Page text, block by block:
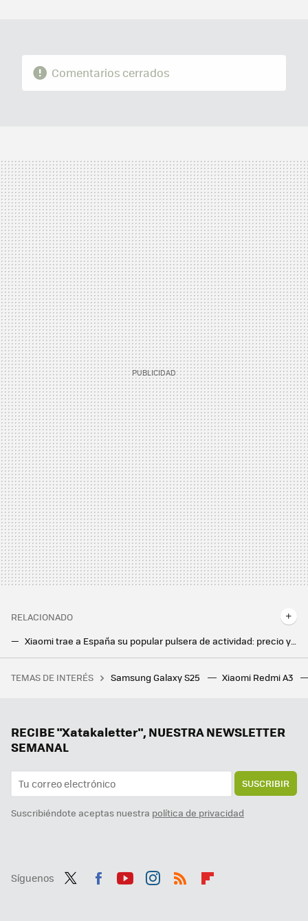
Comentarios cerrados
RELACIONADO
Xiaomi trae a España su popular pulsera de actividad: precio y disponibilidad de la nueva Smart Band 8
Los Galaxy Watch también tendrán su dosis de IA. Turno de la "nueva era de experiencias de salud", según Samsung
28 autoras para informarse y reflexionar sobre videojuegos
TEMAS DE INTERÉS Samsung Galaxy S25 Xiaomi Redmi A3
RECIBE "Xatakaletter", NUESTRA NEWSLETTER
SEMANAL
SUSCRIBIR
Suscribiéndote aceptas nuestra política de privacidad
Síguenos